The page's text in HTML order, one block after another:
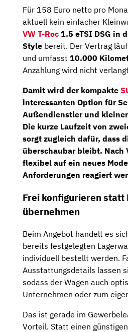
Für 158 Euro netto pro
aktuell kein einfacher
VW T-Roc 1.5 eTSI DSG in
Style bereit. Der Vertrag
und umfasst 10.000
Anzahlung wird nicht
Damit wird der kompakte
interessanten Option für
Außendienstler und
Die kurze Laufzeit von
sorgt zugleich dafür, dass
überschaubar bleibt. Nach
flexibel auf ein neues
Anforderungen reagiert
Frei konfigurieren statt
übernehmen
Beim Angebot handelt es
bereits festgelegten
individuell bestellt werden.
Ausstattungsdetails lassen
sodass der Wagen auch
Unternehmen oder zum
Das ist gerade im
Vorteil. Statt einen